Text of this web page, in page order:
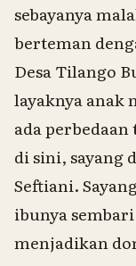
sebayanya
berteman
Desa Tilango
layaknya anak
ada
di sini, sayang
Seftiani.
ibunya
menjadikan